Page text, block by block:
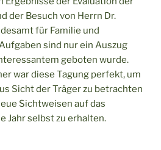
der Besuch von Herrn Dr.
für Familie und
sind nur ein Auszug
geboten wurde.
war diese Tagung perfekt, um
Sicht der Träger zu betrachten
Sichtweisen auf das
Jahr selbst zu erhalten.